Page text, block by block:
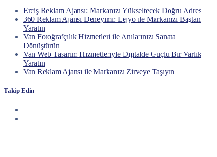
Erciş Reklam Ajansı: Markanızı Yükseltecek Doğru Adres
360 Reklam Ajansı Deneyimi: Lejyo ile Markanızı Baştan
Yaratın
Van Fotoğrafçılık Hizmetleri ile Anılarınızı Sanata
Dönüştürün
Van Web Tasarım Hizmetleriyle Dijitalde Güçlü Bir Varlık
Yaratın
Van Reklam Ajansı ile Markanızı Zirveye Taşıyın
Takip Edin